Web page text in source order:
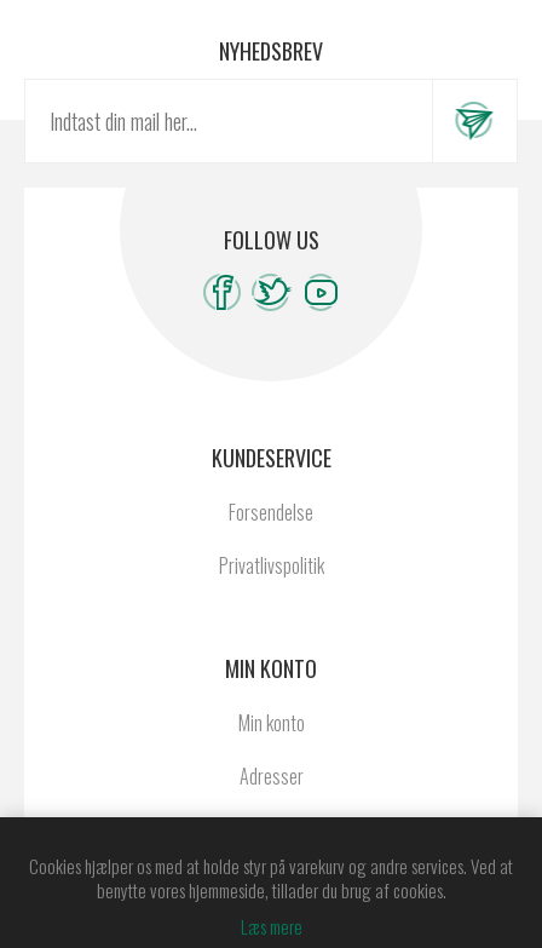
NYHEDSBREV
FOLLOW US
KUNDESERVICE
Forsendelse
Privatlivspolitik
MIN KONTO
Min konto
Adresser
Cookies hjælper os med at holde styr på varekurv og andre services. Ved at
benytte vores hjemmeside, tillader du brug af cookies.
Læs mere